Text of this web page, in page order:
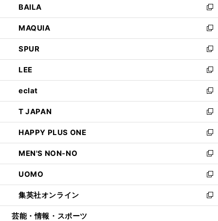
く
ィ
ン
ド
ウ
で
開
く
い
ウ
ィ
ン
ド
ウ
で
開
く
BAILA
新
し
い
ウ
ィ
ン
ド
ウ
で
開
く
MAQUIA
新
し
い
ウ
ィ
ン
ド
ウ
で
開
く
SPUR
新
し
い
ウ
ィ
ン
ド
ウ
で
開
く
LEE
新
し
い
ウ
ィ
ン
ド
ウ
で
開
く
eclat
新
し
い
ウ
ィ
ン
ド
ウ
で
開
く
T JAPAN
新
し
い
ウ
ィ
ン
ド
ウ
で
開
HAPPY PLUS ONE
新
し
い
ウ
ィ
ン
ド
ウ
MEN'S NON-NO
新
し
い
ウ
ィ
ン
UOMO
新
し
い
ウ
集英社オンライン
新
し
芸能・情報・スポーツ